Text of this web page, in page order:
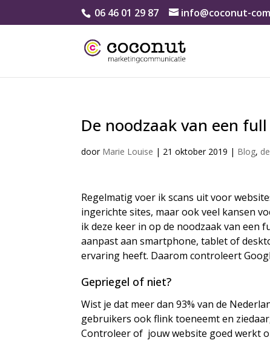
06 46 01 29 87 info@coconut-
De noodzaak van een
door Marie Louise | 21 oktober 2019 | Blog,
Regelmatig voer ik scans uit voor
ingerichte sites, maar ook veel kansen
ik deze keer in op de noodzaak van een
aanpast aan smartphone, tablet of
ervaring heeft. Daarom controleert
Gepriegel of niet?
Wist je dat meer dan 93% van de
gebruikers ook flink toeneemt en
Controleer of jouw website goed werkt